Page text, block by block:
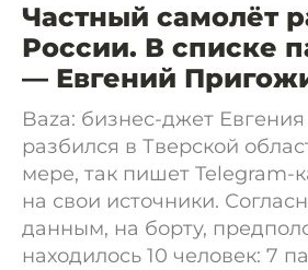
Частный самолёт
России. В списке
— Евгений
Baza: бизнес-джет
разбился в Тверской
мере, так пишет Telegram-
на свои источники.
данным, на борту,
находилось 10 человек: 7